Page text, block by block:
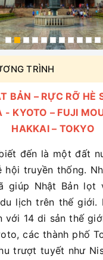
TRÌNH
BẢN – RỰC RỠ HÈ
- KYOTO – FUJI
HAKKAI – TOKYO
đến là một đất
hội truyền thống.
giúp Nhật Bản lọt
lịch trên thế giới.
với 14 di sản thế
các thành phố
trượt tuyết như